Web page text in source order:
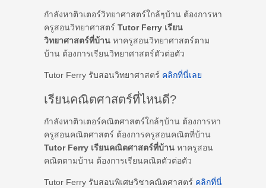
กำลังหาติวเตอร์วิทยาศาสตร์ใกล้ๆบ้าน ต้องการหา
ครูสอนวิทยาศาสตร์ Tutor Ferry เรียน
วิทยาศาสตร์ที่บ้าน หาครูสอนวิทยาศาสตร์ตาม
บ้าน ต้องการเรียนวิทยาศาสตร์ตัวต่อตัว
Tutor Ferry รับสอนวิทยาศาสตร์ คลิกที่นี่เลย
เรียนคณิตศาสตร์ที่ไหนดี?
กำลังหาติวเตอร์คณิตศาสตร์ใกล้ๆบ้าน ต้องการหา
ครูสอนคณิตศาสตร์ ต้องการครูสอนคณิตที่บ้าน
Tutor Ferry เรียนคณิตศาสตร์ที่บ้าน หาครูสอน
คณิตตามบ้าน ต้องการเรียนคณิตตัวต่อตัว
Tutor Ferry รับสอนพิเศษวิชาคณิตศาสตร์ คลิกที่นี่